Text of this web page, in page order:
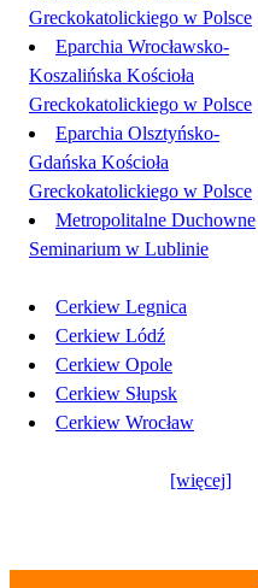
Greckokatolickiego w Polsce
Eparchia Wrocławsko-
Koszalińska Kościoła
Greckokatolickiego w Polsce
Eparchia Olsztyńsko-
Gdańska Kościoła
Greckokatolickiego w Polsce
Metropolitalne Duchowne
Seminarium w Lublinie
Cerkiew Legnica
Cerkiew Lódź
Cerkiew Opole
Cerkiew Słupsk
Cerkiew Wrocław
[więcej]